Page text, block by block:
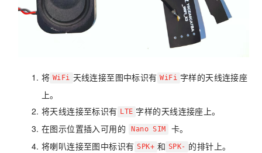
将 WiFi 天线连接至图中标识有 WiFi 字样的天线连接座
上。
将天线连接至标识有 LTE 字样的天线连接座上。
在图示位置插入可用的
Nano SIM
卡。
将喇叭连接至图中标识有 SPK+ 和 SPK- 的排针上。